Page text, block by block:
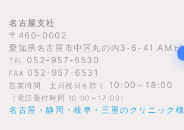
名古屋支社
〒460-0002
愛知県名古屋市中区丸の内3-6-41 AMビ
TEL 052-957-6530
FAX 052-957-6531
営業時間 土日祝日を除く 10:00～18:00
（電話受付時間 10:00～17:00）
名古屋・静岡・岐阜・三重のクリニック